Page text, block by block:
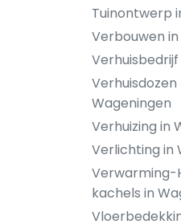
Tuinontwerp
Verbouwen
Wageningen
Verhuizing in
Verlichting in
Verwarming-
kachels in